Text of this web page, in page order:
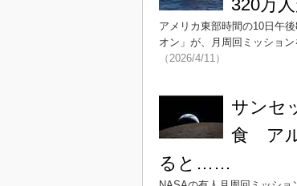
320万
アメリカ東部時間の10日午
オン」が、月周回ミッショ
（2026/4/11）
サンセ
食 ア
ると……